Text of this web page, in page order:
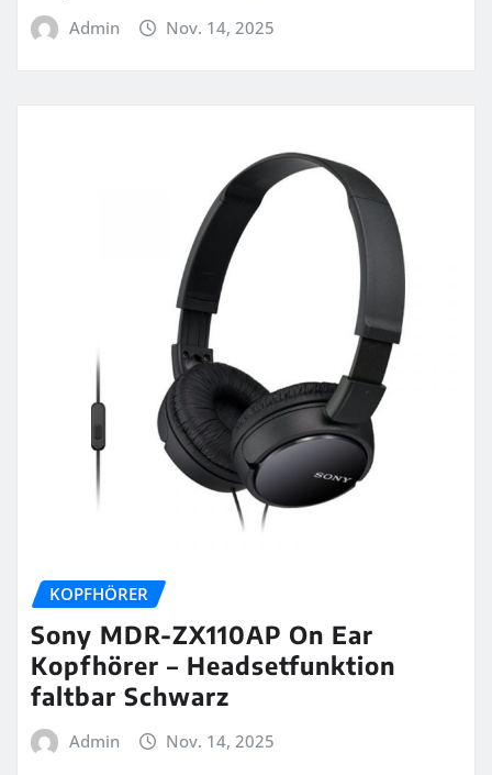
Admin Nov. 14, 2025
KOPFHÖRER
Sony MDR-ZX110AP On Ear
Kopfhörer – Headsetfunktion
faltbar Schwarz
Admin Nov. 14, 2025